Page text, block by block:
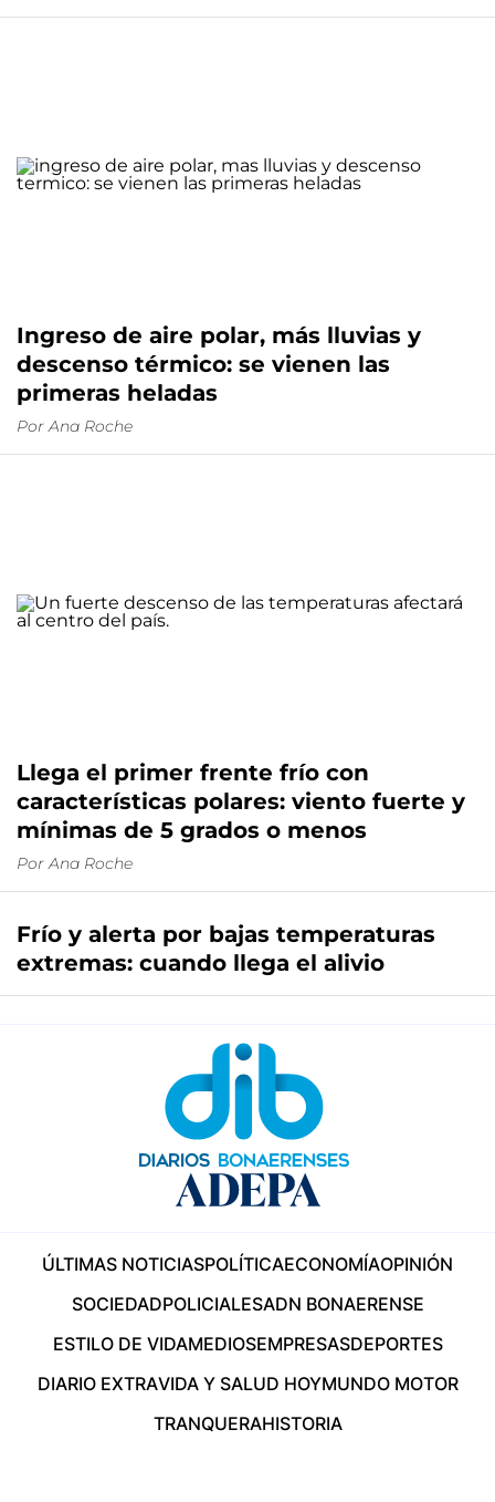
Ingreso de aire polar, más lluvias y
descenso térmico: se vienen las
primeras heladas
Por Ana Roche
Llega el primer frente frío con
características polares: viento fuerte y
mínimas de 5 grados o menos
Por Ana Roche
Frío y alerta por bajas temperaturas
extremas: cuando llega el alivio
ÚLTIMAS NOTICIASPOLÍTICAECONOMÍAOPINIÓN
SOCIEDADPOLICIALESADN BONAERENSE
ESTILO DE VIDAMEDIOSEMPRESASDEPORTES
DIARIO EXTRAVIDA Y SALUD HOYMUNDO MOTOR
TRANQUERAHISTORIA